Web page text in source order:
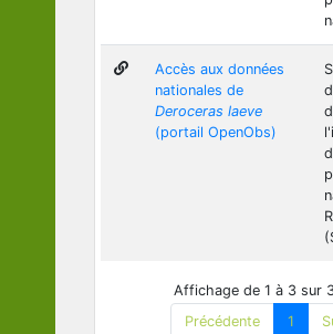
Accès aux données
nationales de
Deroceras laeve
(portail OpenObs)
Affichage de 1 à 3 sur
Précédente
1